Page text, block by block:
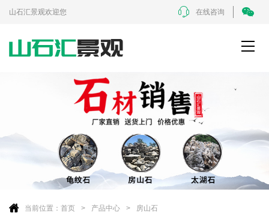
山石汇景观欢迎您 在线咨询
当前位置： 首页 产品中心 房山石